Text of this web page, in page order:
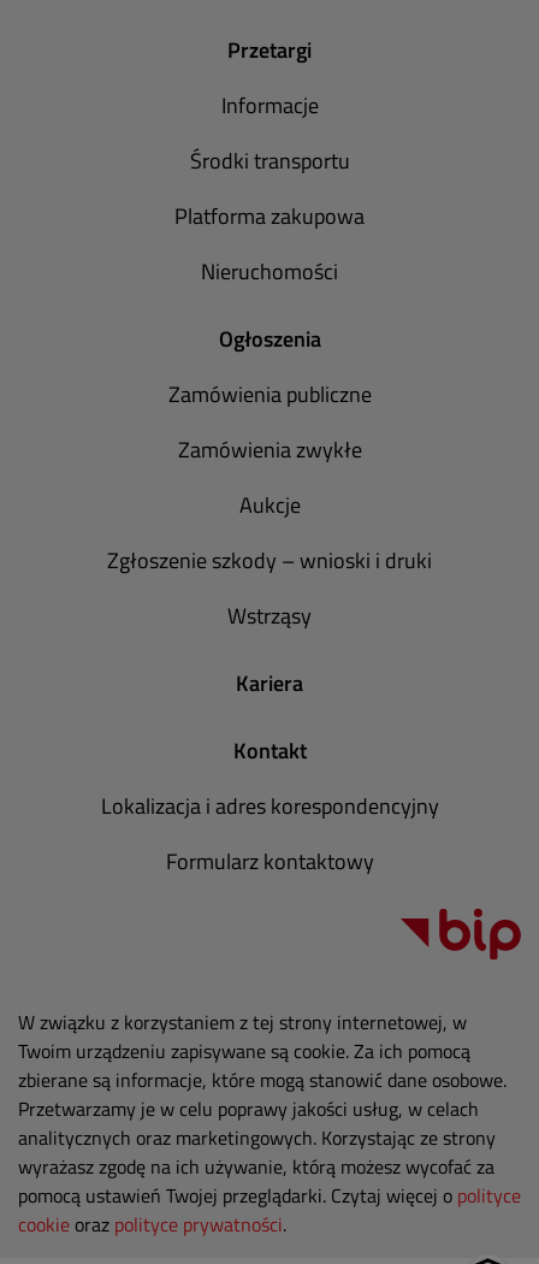
Przetargi
Informacje
Środki transportu
Platforma zakupowa
Nieruchomości
Ogłoszenia
Zamówienia publiczne
Zamówienia zwykłe
Aukcje
Zgłoszenie szkody – wnioski i druki
Wstrząsy
Kariera
Kontakt
Lokalizacja i adres korespondencyjny
Formularz kontaktowy
W związku z korzystaniem z tej strony internetowej, w
Twoim urządzeniu zapisywane są cookie. Za ich pomocą
zbierane są informacje, które mogą stanowić dane osobowe.
Przetwarzamy je w celu poprawy jakości usług, w celach
analitycznych oraz marketingowych. Korzystając ze strony
wyrażasz zgodę na ich używanie, którą możesz wycofać za
pomocą ustawień Twojej przeglądarki. Czytaj więcej o polityce
cookie oraz polityce prywatności.